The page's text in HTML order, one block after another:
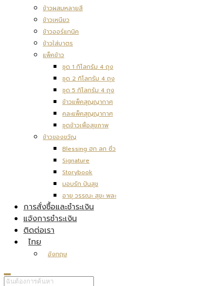
ข้าวผสมหลายสี
ข้าวเหนียว
ข้าวออร์แกนิค
ข้าวใส่บาตร
แพ็คข้าว
ชุด 1 กิโลกรัม 4 ถุง
ชุด 2 กิโลกรัม 4 ถุง
ชุด 5 กิโลกรัม 4 ถุง
ข้าวแพ็คสุญญากาศ
คละแพ็คสุญญากาศ
ชุดข้าวเพื่อสุขภาพ
ข้าวของขวัญ
Blessing ฮก ลก ซิ่ว
Signature
Storybook
มอบรัก ปันสุข
อายุ วรรณะ สุขะ พละ
การสั่งซื้อและชำระเงิน
แจ้งการชำระเงิน
ติดต่อเรา
ไทย
อังกฤษ